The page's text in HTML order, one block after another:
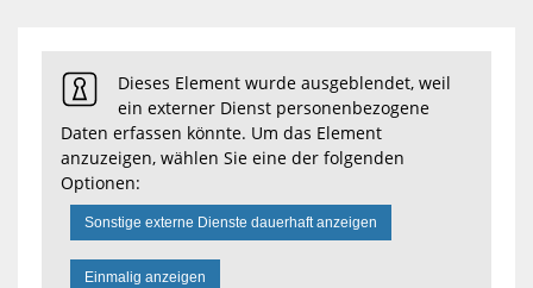
Dieses Element wurde ausgeblendet, weil
ein externer Dienst personenbezogene
Daten erfassen könnte. Um das Element
anzuzeigen, wählen Sie eine der folgenden
Optionen:
Sonstige externe Dienste dauerhaft anzeigen
Einmalig anzeigen